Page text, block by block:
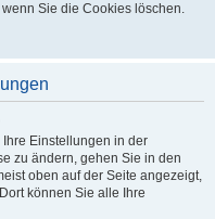
Sie die Cookies löschen.
Einstellungen in der
zu ändern, gehen Sie in den
oben auf der Seite angezeigt,
können Sie alle Ihre